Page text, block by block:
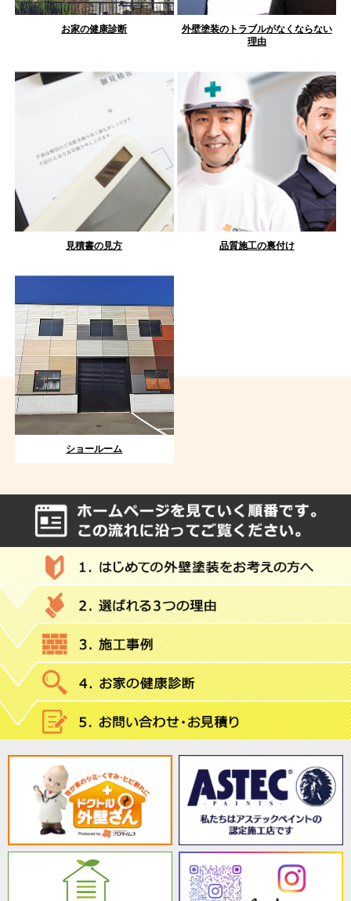
お家の健康診断
外壁塗装のトラブルがなくならない
理由
見積書の見方 品質施工の裏付け
ショールーム